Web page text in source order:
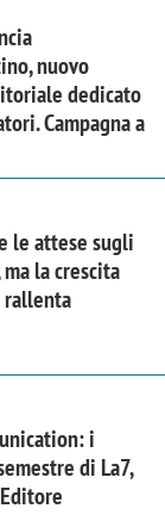
nuovo
dedicato
Campagna a
le attese sugli
la crescita
i
di La7,